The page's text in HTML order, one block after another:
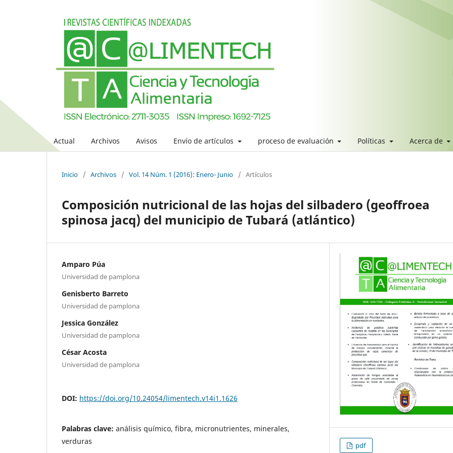
Actual Archivos Avisos Envío de artículos proceso de evaluación Políticas Acerca de
Inicio / Archivos / Vol. 14 Núm. 1 (2016): Enero- Junio / Artículos
Composición nutricional de las hojas del silbadero (geoffroea
spinosa jacq) del municipio de Tubará (atlántico)
Amparo Púa
Universidad de pamplona
Genisberto Barreto
Universidad de pamplona
Jessica González
Universidad de pamplona
César Acosta
Universidad de pamplona
DOI: https://doi.org/10.24054/limentech.v14i1.1626
Palabras clave: análisis químico, fibra, micronutrientes, minerales,
verduras
pdf